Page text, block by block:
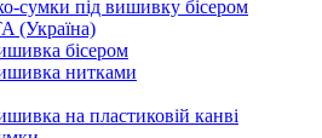
сумки під вишивку бісером
(Україна)
бісером
нитками
на пластиковій канві